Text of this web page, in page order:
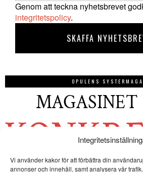
Vi använder kakor för att förbättra din
annonser och innehåll, samt analysera vår
Genom att teckna nyhetsbrevet
integritetspolicy.
OPULENS